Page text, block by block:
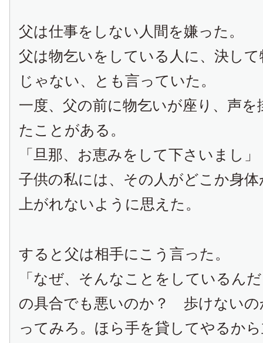
父は仕事をしない人間を嫌った。
父は物乞いをしている人に、決し
じゃない、とも言っていた。
一度、父の前に物乞いが座り、声
たことがある。
「旦那、お恵みをして下さいまし」
子供の私には、その人がどこか身
上がれないように思えた。
すると父は相手にこう言った。
「なぜ、そんなことをしているん
の具合でも悪いのか？ 歩けない
ってみろ。ほら手を貸してやるか